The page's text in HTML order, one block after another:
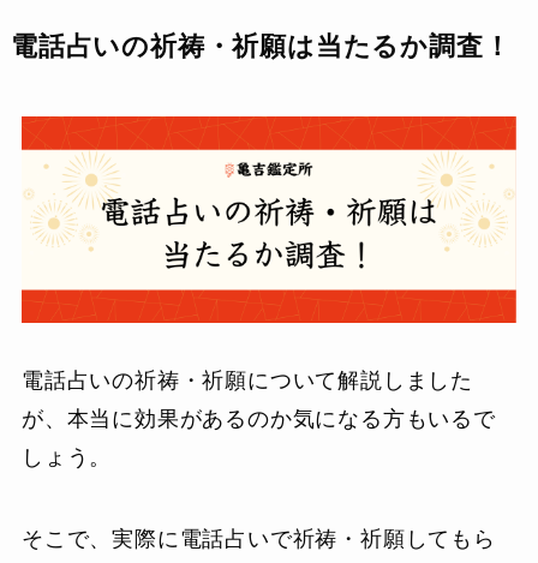
電話占いの祈祷・祈願は当たるか調査！
電話占いの祈祷・祈願について解説しました
が、本当に効果があるのか気になる方もいるで
しょう。
そこで、実際に電話占いで祈祷・祈願してもら